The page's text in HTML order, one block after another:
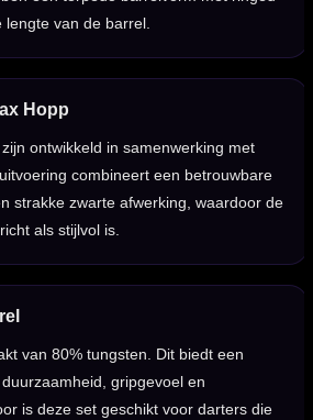
van de barrel.
Hopp
ontwikkeld in samenwerking met
combineert een betrouwbare
strakke zwarte afwerking, waardoor de
als stijlvol is.
van 80% tungsten. Dit biedt een
gripgevoel en
is deze set geschikt voor darters die